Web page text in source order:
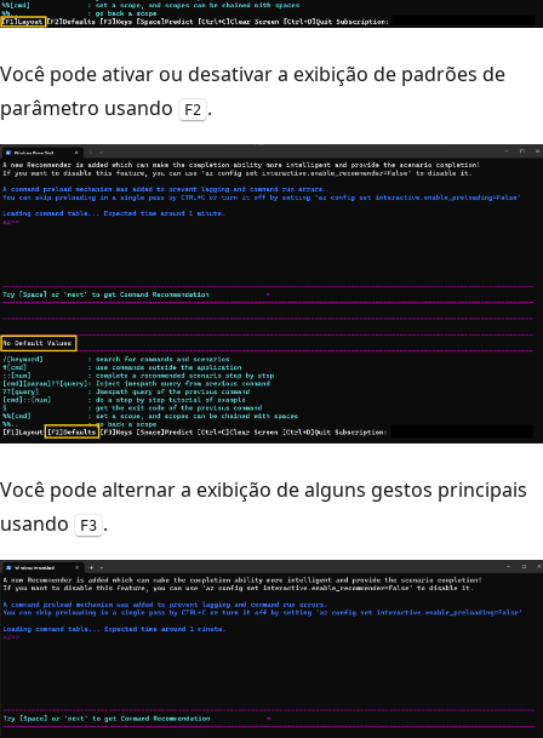
Você pode ativar ou desativar a exibição de padrões de
parâmetro usando
F2 .
Você pode alternar a exibição de alguns gestos principais
usando
F3 .